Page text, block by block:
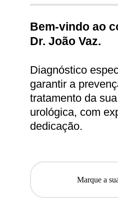
Bem-vindo ao
Dr. João Vaz.
Marque a
Diagnóstico
garantir a
tratamento da
urológica, com
dedicação.